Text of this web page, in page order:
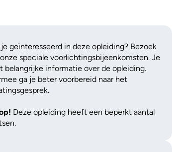
je geïnteresseerd in deze opleiding? Bezoek
speciale voorlichtingsbijeenkomsten. Je
belangrijke informatie over de opleiding.
ga je beter voorbereid naar het
Deze opleiding heeft een beperkt aantal